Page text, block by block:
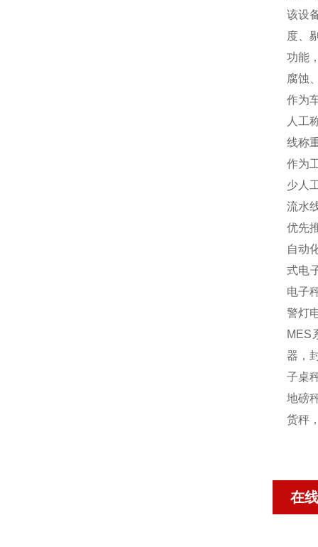
该设
度、
功能
腐蚀
作为
人工
线称
作为
少人
流水
优先
自动
式电
电子
警灯
MES
器，
子桌
地磅
货秤
在